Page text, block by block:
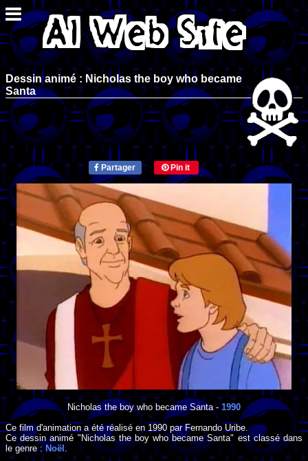
Dessin animé : Nicholas the boy who became
Santa
Partager Pin it
Nicholas the boy who became Santa- 1990
Ce film d'animation a été réalisé en 1990 parFernando Uribe
Ce dessin animé "Nicholas the boy who became Santa" est classé dans
le genre :Noël